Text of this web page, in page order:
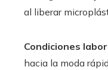
al liberar
Condiciones
hacia la moda